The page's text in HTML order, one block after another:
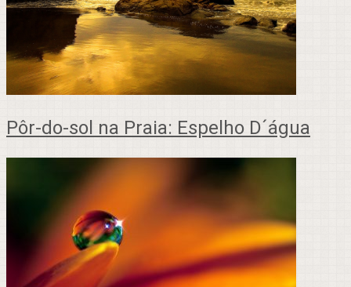
Pôr-do-sol na Praia: Espelho D´água